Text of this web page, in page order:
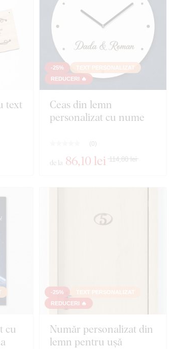
text
-25%
TEXT PERSONALIZAT
REDUCERI 🔥
Ceas din lemn
personalizat cu nume
(0)
de la 86,10 lei 114,80 lei
cu
-25%
TEXT PERSONALIZAT
REDUCERI 🔥
Număr personalizat din
lemn pentru ușă